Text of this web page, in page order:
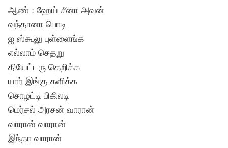
ஆண் : ஹேய் சீனா அவன்
வந்தானா பொடி
ஐ ஸ்கூலு புள்ளைங்க
எல்லாம் செதறு
தியேட்டரு தெறிக்க
யார் இங்கு களிக்க
சொழட்டி பிகிலடி
மெர்சல் அரசன் வாரான்
வாரான் வாரான்
இந்தா வாரான்